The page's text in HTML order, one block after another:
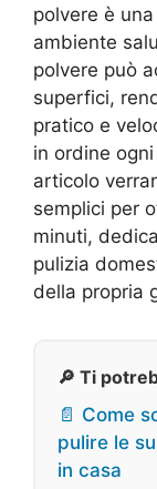
polvere è
ambiente
polvere può
superfici,
pratico e
in ordine
articolo
semplici per
minuti,
pulizia
della propria
🔎 Ti
📄 Come
pulire le
in casa